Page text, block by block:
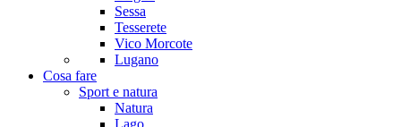
Sessa
Tesserete
Vico Morcote
Lugano
Cosa fare
Sport e natura
Natura